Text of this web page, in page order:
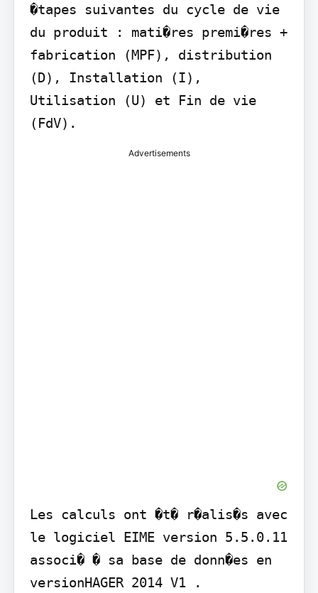
�tapes suivantes du cycle de vie
du produit : mati�res premi�res +
fabrication (MPF), distribution
(D), Installation (I),
Utilisation (U) et Fin de vie
(FdV).
Advertisements
Les calculs ont �t� r�alis�s avec
le logiciel EIME version 5.5.0.11
associ� � sa base de donn�es en
versionHAGER 2014 V1 .